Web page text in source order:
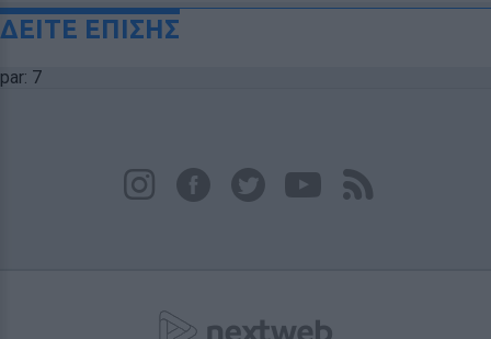
ΔΕΙΤΕ ΕΠΙΣΗΣ
par: 7